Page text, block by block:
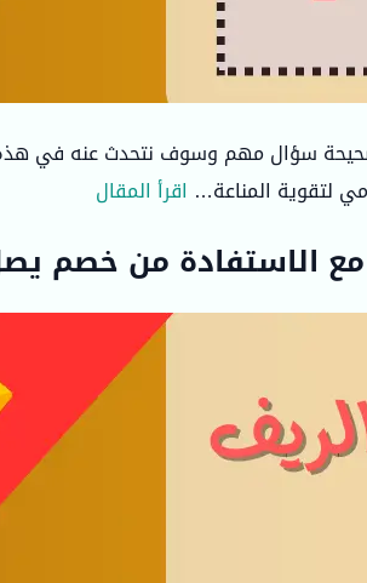
سؤال مهم وسوف نتحدث عنه في هذه
لتقوية المناعة… اقرأ المقال
الاستفادة من خصم يصل